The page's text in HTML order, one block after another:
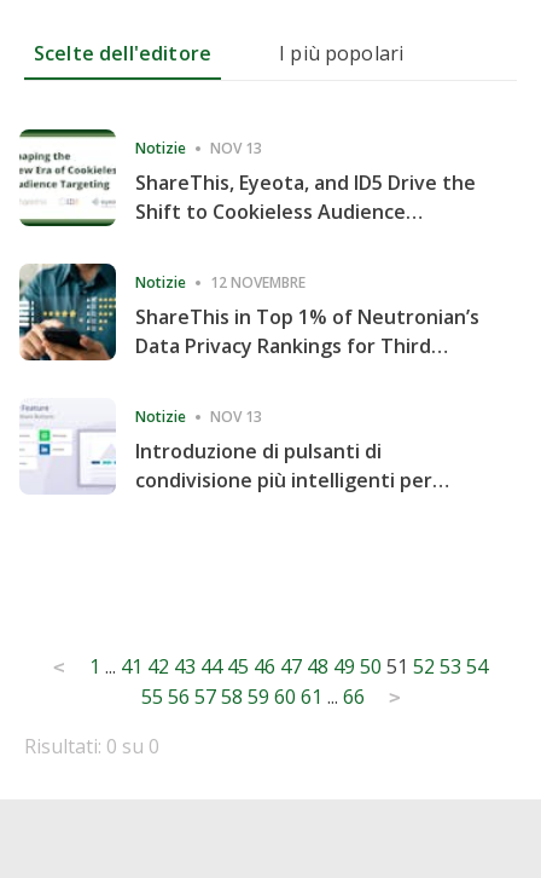
Scelte dell'editore I più popolari
Notizie NOV 13
ShareThis, Eyeota, and ID5 Drive the
Shift to Cookieless Audience
Notizie 12 NOVEMBRE
ShareThis in Top 1% of Neutronian’s
Data Privacy Rankings for Third
Notizie NOV 13
Introduzione di pulsanti di
condivisione più intelligenti per
Posts
pagination
< 1 ... 41 42 43 44 45 46 47 48 49 50 51 52 53 54
55 56 57 58 59 60 61 ... 66 >
Risultati: 0 su 0